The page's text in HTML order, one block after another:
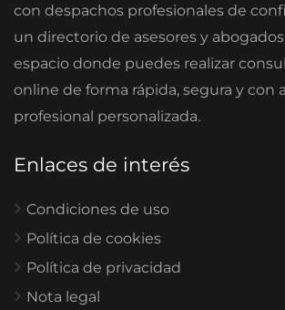
con despachos profesionales de
un directorio de asesores y
espacio donde puedes realizar
online de forma rápida, segura y con
profesional personalizada.
Enlaces de interés
Condiciones de uso
Política de cookies
Política de privacidad
Nota legal